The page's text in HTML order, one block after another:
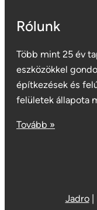
Rólunk
Több mint 25 év
eszközökkel
építkezések és
felületek állapota
Tovább »
Jadro